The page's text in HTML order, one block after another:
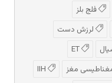
فلج بلز
لرزش دست
مغز